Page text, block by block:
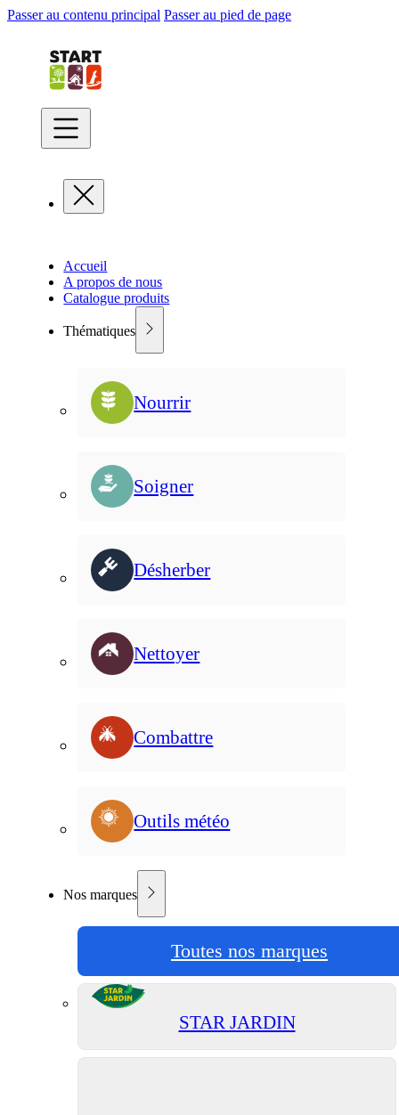
Passer au contenu principal Passer au pied de page
Accueil
A propos de nous
Catalogue produits
Thématiques
Nourrir
Soigner
Désherber
Nettoyer
Combattre
Outils météo
Nos marques
Toutes nos marques
STAR JARDIN